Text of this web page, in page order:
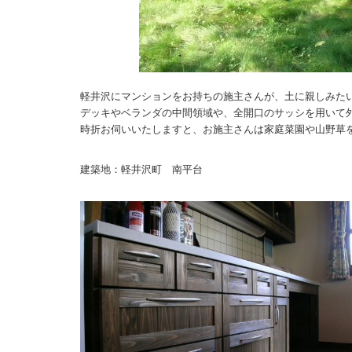
軽井沢にマンションをお持ちの施主さんが、土に親しみ
デッキやベランダの中間領域や、全開口のサッシを用いて
時折お伺いいたしますと、お施主さんは家庭菜園や山野
建築地：軽井沢町 南平台